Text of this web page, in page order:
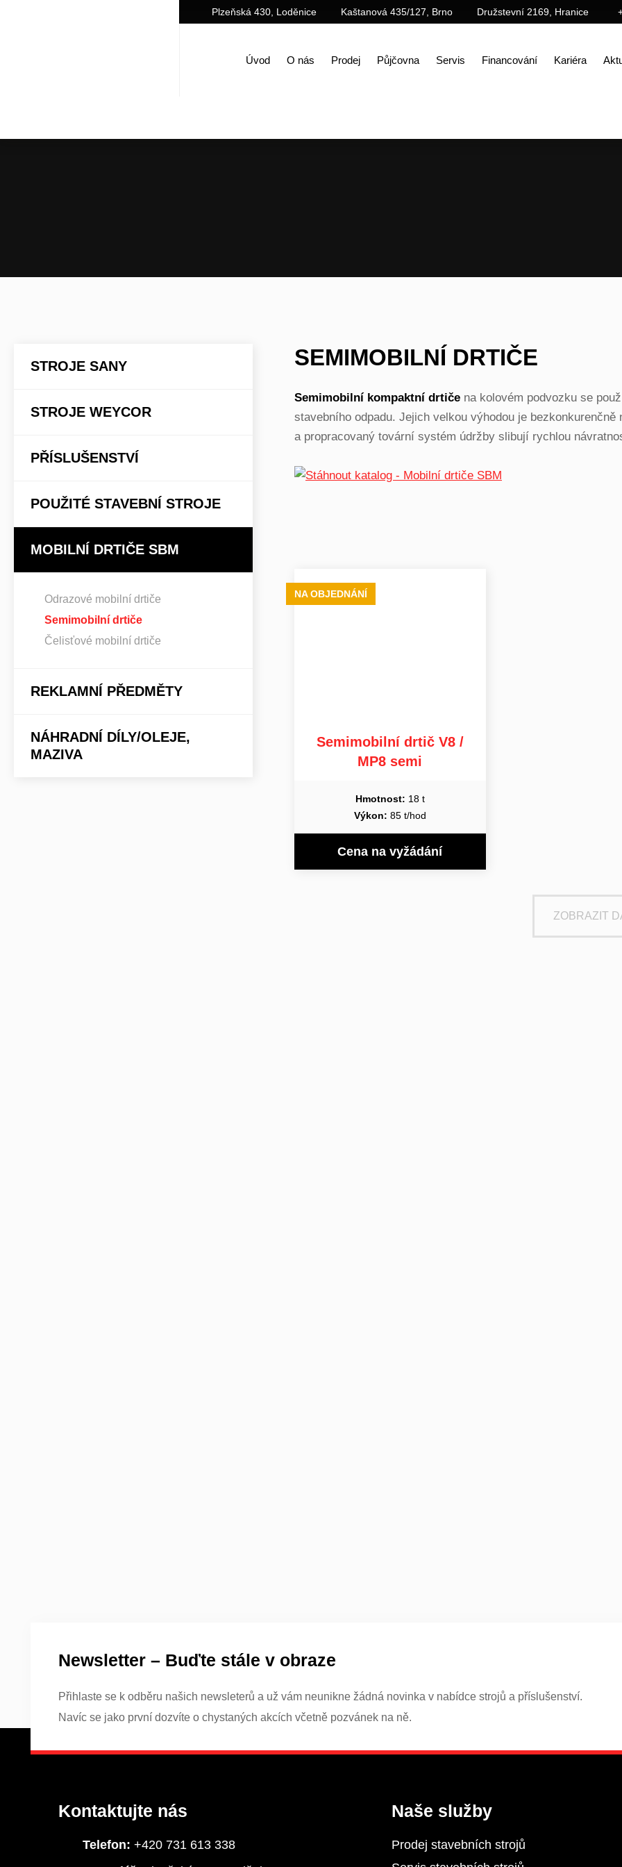
Plzeňská 430, Loděnice Kaštanová 435/127, Brno Družstevní 2169, Hranice
Úvod O nás Prodej Půjčovna Servis Financování Kariéra
SEMIMOBILNÍ DRTIČE
Semimobilní kompaktní drtiče na kolovém podvozku se
stavebního odpadu. Jejich velkou výhodou je
a propracovaný tovární systém údržby slibují rychlou
NA OBJEDNÁNÍ
Semimobilní drtič V8 /
MP8 semi
Hmotnost: 18 t
Výkon: 85 t/hod
Cena na vyžádání
ZOBRAZIT
STROJE SANY
STROJE WEYCOR
PŘÍSLUŠENSTVÍ
POUŽITÉ STAVEBNÍ STROJE
MOBILNÍ DRTIČE SBM
Odrazové mobilní drtiče
Semimobilní drtiče
Čelisťové mobilní drtiče
REKLAMNÍ PŘEDMĚTY
NÁHRADNÍ DÍLY/OLEJE,
MAZIVA
Newsletter – Buďte stále v obraze
Přihlaste se k odběru našich newsleterů a už vám neunikne žádná novinka v nabídce strojů a příslušenství.
Navíc se jako první dozvíte o chystaných akcích včetně pozvánek na ně.
Kontaktujte nás
Telefon: +420 731 613 338
Naše služby
Prodej stavebních strojů